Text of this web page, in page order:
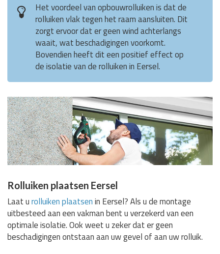
Het voordeel van opbouwrolluiken is dat de
rolluiken vlak tegen het raam aansluiten. Dit
zorgt ervoor dat er geen wind achterlangs
waait, wat beschadigingen voorkomt.
Bovendien heeft dit een positief effect op
de isolatie van de rolluiken in Eersel.
Rolluiken plaatsen Eersel
Laat urolluiken plaatsenin Eersel? Als u de montage
uitbesteed aan een vakman bent u verzekerd van een
optimale isolatie. Ook weet u zeker dat er geen
beschadigingen ontstaan aan uw gevel of aan uw rolluik.